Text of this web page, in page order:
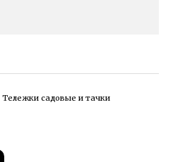
Тележки садовые и тачки